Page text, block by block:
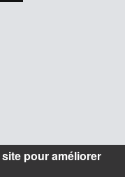
pour améliorer